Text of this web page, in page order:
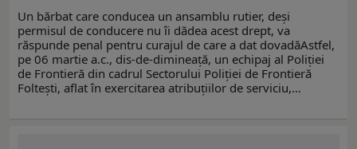
Un bărbat care conducea un ansamblu rutier, deşi
permisul de conducere nu îi dădea acest drept, va
răspunde penal pentru curajul de care a dat dovadăAstfel,
pe 06 martie a.c., dis-de-dimineață, un echipaj al Poliţiei
de Frontieră din cadrul Sectorului Poliţiei de Frontieră
Foltești, aflat în exercitarea atribuţiilor de serviciu,…